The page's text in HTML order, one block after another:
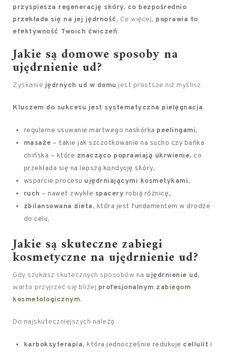
przyspiesza regenerację skóry, co bezpośrednio
przekłada się na jej jędrność. Co więcej, poprawia to
efektywność Twoich ćwiczeń.
Jakie są domowe sposoby na
ujędrnienie ud?
Zyskanie jędrnych ud w domu jest prostsze niż myślisz.
Kluczem do sukcesu jest systematyczna pielęgnacja.
regularne usuwanie martwego naskórka peelingami,
masaże – takie jak szczotkowanie na sucho czy bańka
chińska – które znacząco poprawiają ukrwienie, co
przekłada się na lepszą kondycję skóry,
wsparcie procesu ujędrniającymi kosmetykami,
ruch – nawet zwykłe spacery robią różnicę,
zbilansowana dieta, która jest fundamentem w drodze
do celu.
Jakie są skuteczne zabiegi
kosmetyczne na ujędrnienie ud?
Gdy szukasz skutecznych sposobów na ujędrnienie ud,
warto przyjrzeć się bliżej profesjonalnym zabiegom
kosmetologicznym.
Do najskuteczniejszych należą:
karboksyterapia, która jednocześnie redukuje cellulit i